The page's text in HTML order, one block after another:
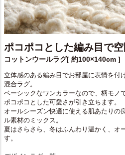
ポコポコとした編み目で
コットンウールラグ[ 約100×140cm ]
立体感のある編み目でお部屋に表情を付
混合ラグ。
ベーシックなワンカラーなので、柄モノ
ポコポコとした可愛さが引き立ちます。
オールシーズン快適に使える肌あたりの
ル素材のミックス。
夏はさらさら、冬はふんわり温かく、オ
す。